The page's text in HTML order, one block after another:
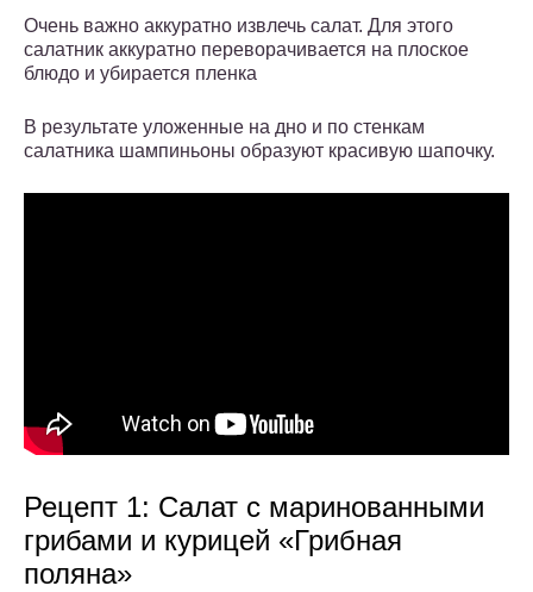
Очень важно аккуратно извлечь салат. Для этого
салатник аккуратно переворачивается на плоское
блюдо и убирается пленка
В результате уложенные на дно и по стенкам
салатника шампиньоны образуют красивую шапочку.
Рецепт 1: Салат с маринованными
грибами и курицей «Грибная
поляна»